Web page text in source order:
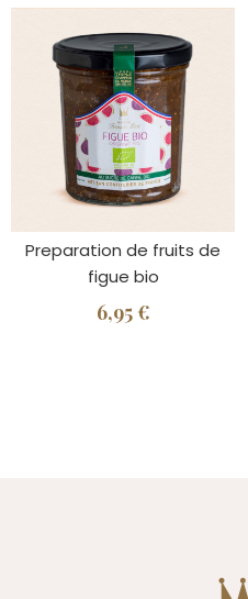
Preparation de fruits de
figue bio
6,95 €